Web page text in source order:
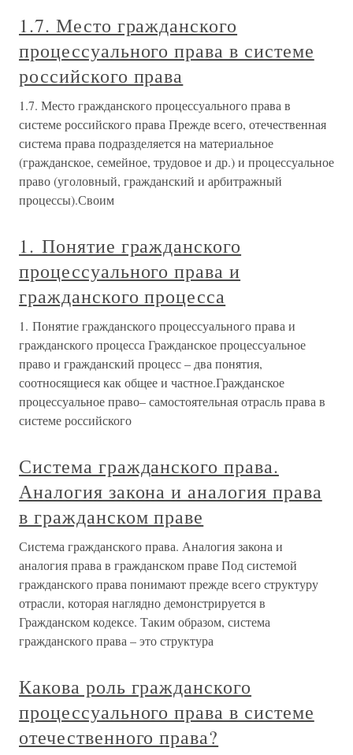
1.7. Место гражданского
процессуального права в системе
российского права
1.7. Место гражданского процессуального права в
системе российского права Прежде всего, отечественная
система права подразделяется на материальное
(гражданское, семейное, трудовое и др.) и процессуальное
право (уголовный, гражданский и арбитражный
процессы).Своим
1. Понятие гражданского
процессуального права и
гражданского процесса
1. Понятие гражданского процессуального права и
гражданского процесса Гражданское процессуальное
право и гражданский процесс – два понятия,
соотносящиеся как общее и частное.Гражданское
процессуальное право– самостоятельная отрасль права в
системе российского
Система гражданского права.
Аналогия закона и аналогия права
в гражданском праве
Система гражданского права. Аналогия закона и
аналогия права в гражданском праве Под системой
гражданского права понимают прежде всего структуру
отрасли, которая наглядно демонстрируется в
Гражданском кодексе. Таким образом, система
гражданского права – это структура
Какова роль гражданского
процессуального права в системе
отечественного права?